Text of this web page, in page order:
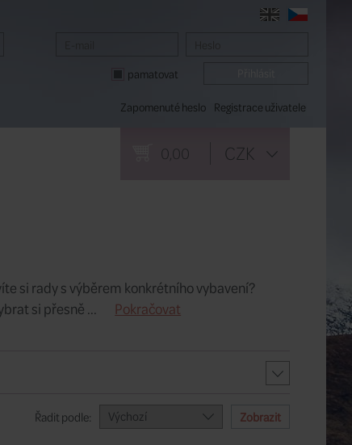
pamatovat
Zapomenuté heslo Registrace uživatele
0,00 CZK
si rady s výběrem konkrétního vybavení?
si přesně ...
Pokračovat
Řadit podle: Výchozí